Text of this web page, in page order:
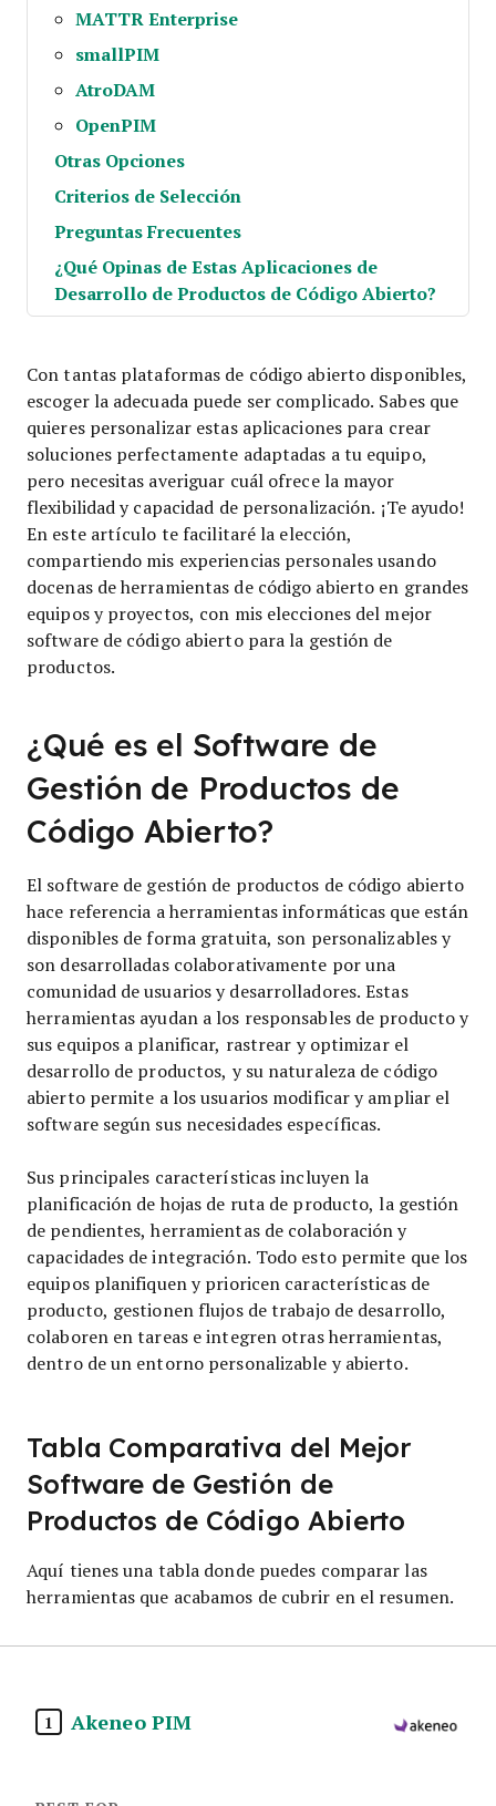
MATTR Enterprise
smallPIM
AtroDAM
OpenPIM
Otras Opciones
Criterios de Selección
Preguntas Frecuentes
¿Qué Opinas de Estas Aplicaciones de
Desarrollo de Productos de Código Abierto?
Con tantas plataformas de código abierto disponibles,
escoger la adecuada puede ser complicado. Sabes que
quieres personalizar estas aplicaciones para crear
soluciones perfectamente adaptadas a tu equipo,
pero necesitas averiguar cuál ofrece la mayor
flexibilidad y capacidad de personalización. ¡Te ayudo!
En este artículo te facilitaré la elección,
compartiendo mis experiencias personales usando
docenas de herramientas de código abierto en grandes
equipos y proyectos, con mis elecciones del mejor
software de código abierto para la gestión de
productos.
¿Qué es el Software de
Gestión de Productos de
Código Abierto?
El software de gestión de productos de código abierto
hace referencia a herramientas informáticas que están
disponibles de forma gratuita, son personalizables y
son desarrolladas colaborativamente por una
comunidad de usuarios y desarrolladores. Estas
herramientas ayudan a los responsables de producto y
sus equipos a planificar, rastrear y optimizar el
desarrollo de productos, y su naturaleza de código
abierto permite a los usuarios modificar y ampliar el
software según sus necesidades específicas.
Sus principales características incluyen la
planificación de hojas de ruta de producto, la gestión
de pendientes, herramientas de colaboración y
capacidades de integración. Todo esto permite que los
equipos planifiquen y prioricen características de
producto, gestionen flujos de trabajo de desarrollo,
colaboren en tareas e integren otras herramientas,
dentro de un entorno personalizable y abierto.
Tabla Comparativa del Mejor
Software de Gestión de
Productos de Código Abierto
Aquí tienes una tabla donde puedes comparar las
herramientas que acabamos de cubrir en el resumen.
1 Akeneo PIM